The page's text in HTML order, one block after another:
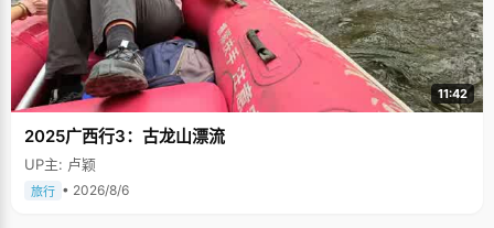
11:42
2025广西行3：古龙山漂流
UP主: 卢颖
旅行 • 2026/8/6